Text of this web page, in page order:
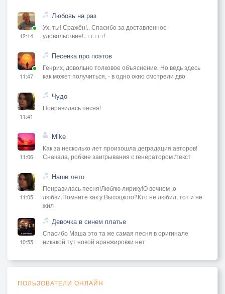
12:14
Любовь на раз
Ух, ты! Сражён!.. Спасибо за доставленное
удовольствие!..+++++!
11:47
Песенка про поэтов
Генрих, довольно толковое объяснение. Но ведь здесь
как может получиться, - в одно окно смотрели дво
11:41
Чудо
Понравилась песня!
11:06
Mike
Как за несколько лет произошла деградация авторов!
Сначала, робкие заигрывания с генератором /текст
11:05
Наше лето
Понравилась песня!Люблю лирику!О вечном ,о
любви.Помните как у Высоцкого?Кто не любил, тот и не
жил
10:55
Девочка в синем платье
Спасибо Маша это та же самая песня в оригинале
никакой тут новой аранжировки нет
ПОЛЬЗОВАТЕЛИ ОНЛАЙН